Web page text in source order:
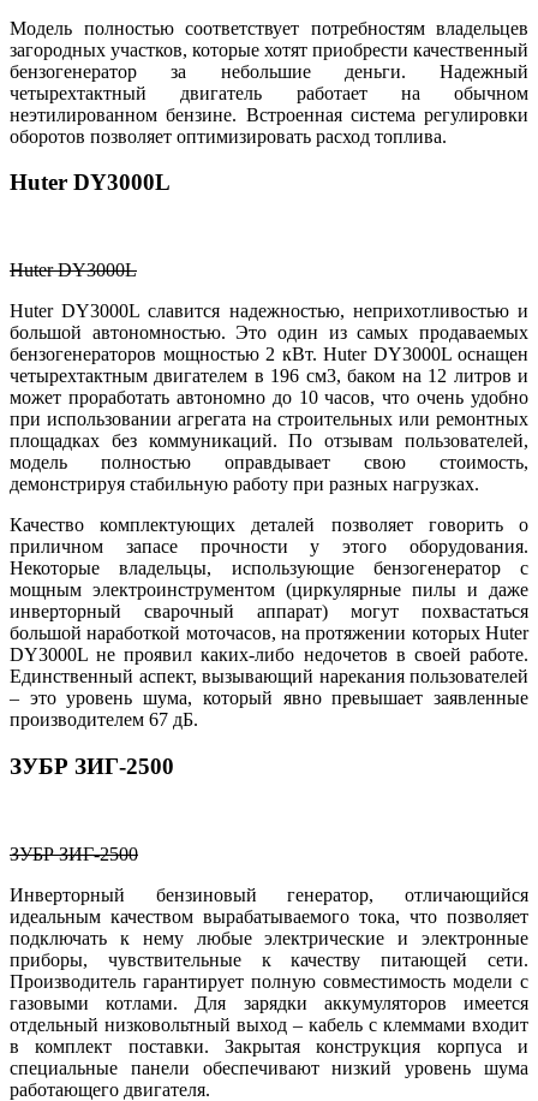
Модель полностью соответствует потребностям владельцев
загородных участков, которые хотят приобрести качественный
бензогенератор за небольшие деньги. Надежный
четырехтактный двигатель работает на обычном
неэтилированном бензине. Встроенная система регулировки
оборотов позволяет оптимизировать расход топлива.
Huter DY3000L
Huter DY3000L
Huter DY3000L славится надежностью, неприхотливостью и
большой автономностью. Это один из самых продаваемых
бензогенераторов мощностью 2 кВт. Huter DY3000L оснащен
четырехтактным двигателем в 196 см3, баком на 12 литров и
может проработать автономно до 10 часов, что очень удобно
при использовании агрегата на строительных или ремонтных
площадках без коммуникаций. По отзывам пользователей,
модель полностью оправдывает свою стоимость,
демонстрируя стабильную работу при разных нагрузках.
Качество комплектующих деталей позволяет говорить о
приличном запасе прочности у этого оборудования.
Некоторые владельцы, использующие бензогенератор с
мощным электроинструментом (циркулярные пилы и даже
инверторный сварочный аппарат) могут похвастаться
большой наработкой моточасов, на протяжении которых Huter
DY3000L не проявил каких-либо недочетов в своей работе.
Единственный аспект, вызывающий нарекания пользователей
– это уровень шума, который явно превышает заявленные
производителем 67 дБ.
ЗУБР ЗИГ-2500
ЗУБР ЗИГ-2500
Инверторный бензиновый генератор, отличающийся
идеальным качеством вырабатываемого тока, что позволяет
подключать к нему любые электрические и электронные
приборы, чувствительные к качеству питающей сети.
Производитель гарантирует полную совместимость модели с
газовыми котлами. Для зарядки аккумуляторов имеется
отдельный низковольтный выход – кабель с клеммами входит
в комплект поставки. Закрытая конструкция корпуса и
специальные панели обеспечивают низкий уровень шума
работающего двигателя.